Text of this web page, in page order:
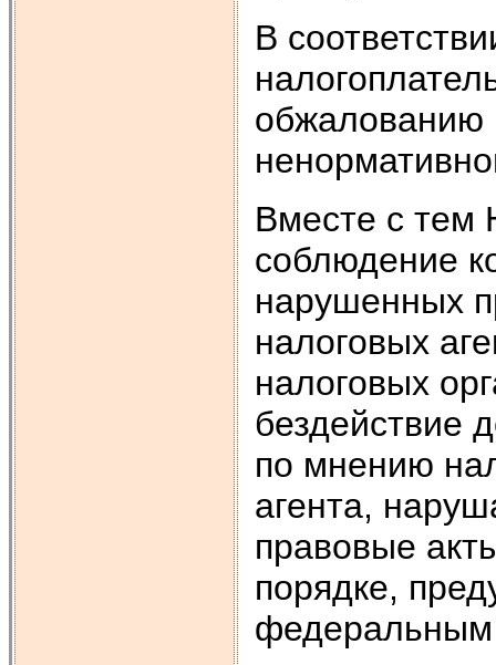
В
обжалованию
Вместе с тем
соблюдение
нарушенных
налоговых
налоговых
бездействие
по мнению
агента,
правовые
порядке,
федеральным